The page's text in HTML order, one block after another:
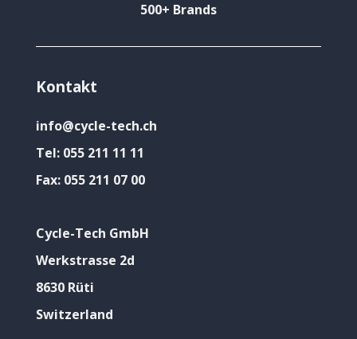
500+ Brands
Kontakt
info@cycle-tech.ch
Tel: 055 211 11 11
Fax: 055 211 07 00
Cycle-Tech GmbH
Werkstrasse 2d
8630 Rüti
Switzerland